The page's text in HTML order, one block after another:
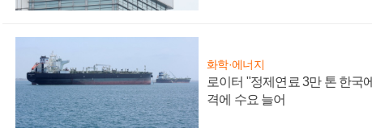
화학·에너지
로이터 "정제연료 3만 톤 한국
격에 수요 늘어